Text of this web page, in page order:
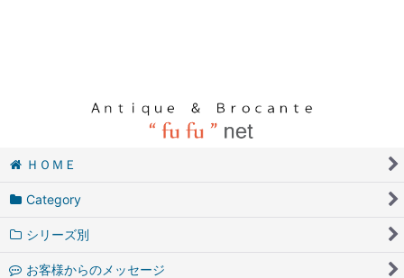
ＨＯＭＥ
Category
シリーズ別
お客様からのメッセージ